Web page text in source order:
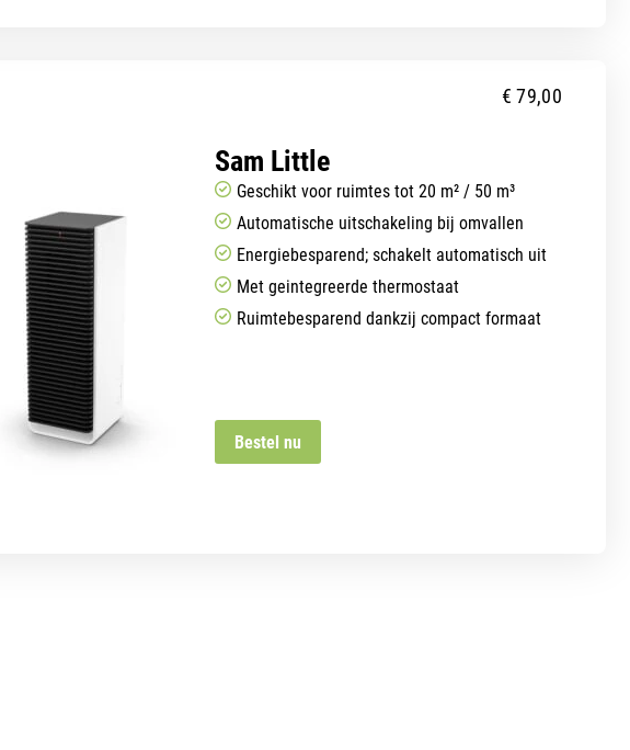
€ 79,00
Sam Little
Geschikt voor ruimtes tot 20 m² / 50 m³
Automatische uitschakeling bij omvallen
Energiebesparend; schakelt automatisch uit
Met geintegreerde thermostaat
Ruimtebesparend dankzij compact formaat
Bestel nu